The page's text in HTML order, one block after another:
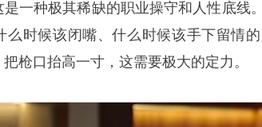
是一种极其稀缺的职业操守和人性底线
么时候该闭嘴、什么时候该手下留情
枪口抬高一寸，这需要极大的定力。